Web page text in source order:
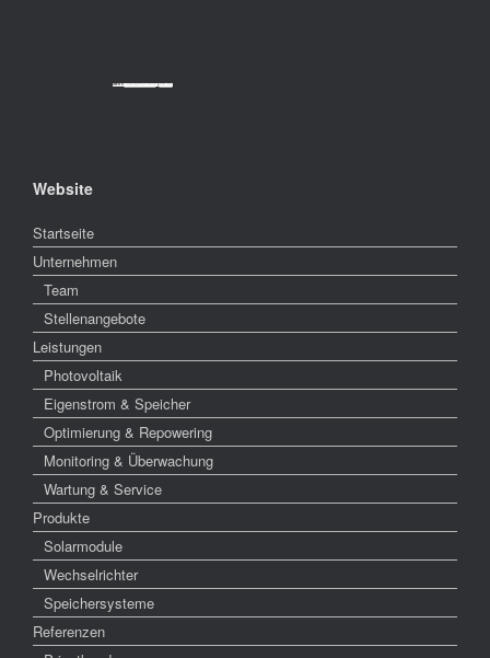
Powered by &cheap tickets
Website
Startseite
Unternehmen
Team
Stellenangebote
Leistungen
Photovoltaik
Eigenstrom & Speicher
Optimierung & Repowering
Monitoring & Überwachung
Wartung & Service
Produkte
Solarmodule
Wechselrichter
Speichersysteme
Referenzen